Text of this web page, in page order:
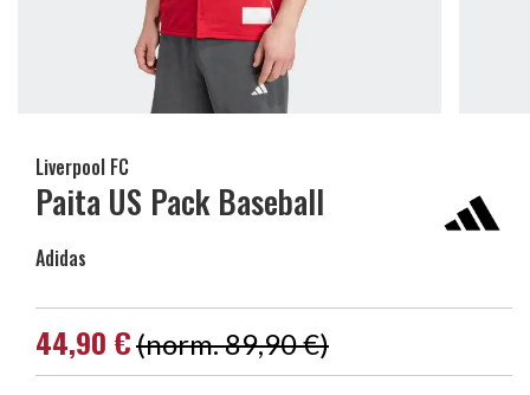
Liverpool FC
Paita US Pack Baseball
Adidas
44,90 €(norm. 89,90 €)